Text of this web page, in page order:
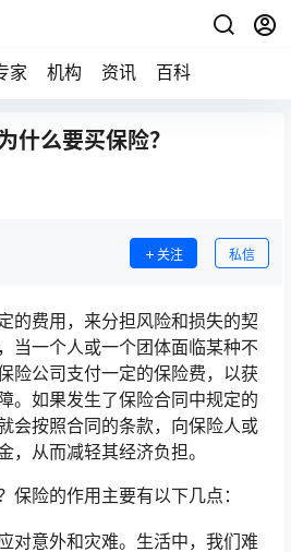
家 机构 资讯 百科
什么要买保险？
关注 私信
的费用，来分担风险和损失的契
当一个人或一个团体面临某种不
险公司支付一定的保险费，以获
。如果发生了保险合同中规定的
会按照合同的条款，向保险人或
，从而减轻其经济负担。
保险的作用主要有以下几点：
对意外和灾难。生活中，我们难